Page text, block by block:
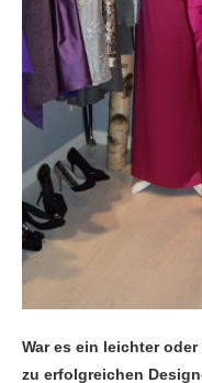
War es ein leichter
zu erfolgreichen